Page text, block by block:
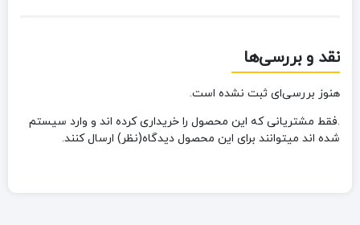
نقد و بررسی‌ها
هنوز بررسی‌ای ثبت نشده است.
.فقط مشتریانی که این محصول را خریداری کرده اند و وارد سیستم
شده اند میتوانند برای این محصول دیدگاه(نظر) ارسال کنند.